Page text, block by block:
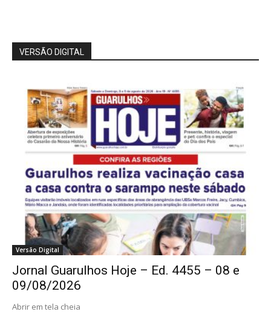
VERSÃO DIGITAL
Versão Digital
Jornal Guarulhos Hoje – Ed. 4455 – 08 e
09/08/2026
Abrir em tela cheia